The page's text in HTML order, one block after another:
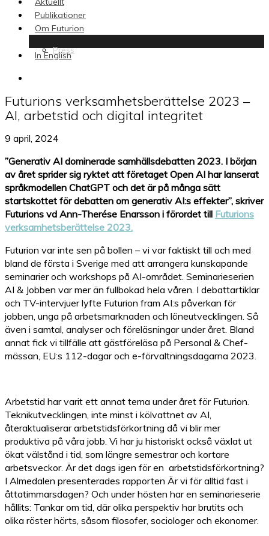
Publikationer
Om Futurion
Press
In English
Futurions verksamhetsberättelse 2023 –
AI, arbetstid och digital integritet
9 april, 2024
”Generativ AI dominerade samhällsdebatten 2023. I början
av året sprider sig ryktet att företaget Open AI har lanserat
språkmodellen ChatGPT och det är på många sätt
startskottet för debatten om generativ AI:s effekter”, skriver
Futurions vd Ann-Therése Enarsson i förordet till Futurions
verksamhetsberättelse 2023.
Futurion var inte sen på bollen – vi var faktiskt till och med
bland de första i Sverige med att arrangera kunskapande
seminarier och workshops på AI-området. Seminarieserien
AI & Jobben var mer än fullbokad hela våren. I debattartiklar
och TV-intervjuer lyfte Futurion fram AI:s påverkan för
jobben, unga på arbetsmarknaden och löneutvecklingen. Så
även i samtal, analyser och föreläsningar under året. Bland
annat fick vi tillfälle att gästföreläsa på Personal & Chef-
mässan, EU:s 112-dagar och e-förvaltningsdagarna 2023.
Arbetstid har varit ett annat tema under året för Futurion.
Teknikutvecklingen, inte minst i kölvattnet av AI,
återaktualiserar arbetstidsförkortning då vi blir mer
produktiva på våra jobb. Vi har ju historiskt också växlat ut
ökat välstånd i tid, som längre semestrar och kortare
arbetsveckor. Är det dags igen för en arbetstidsförkortning?
I Almedalen presenterades rapporten Är vi för alltid fast i
åttatimmarsdagen? Och under hösten har en seminarieserie
hållits: Tankar om tid, där olika perspektiv har brutits och
olika röster hörts, såsom filosofer, sociologer och ekonomer.